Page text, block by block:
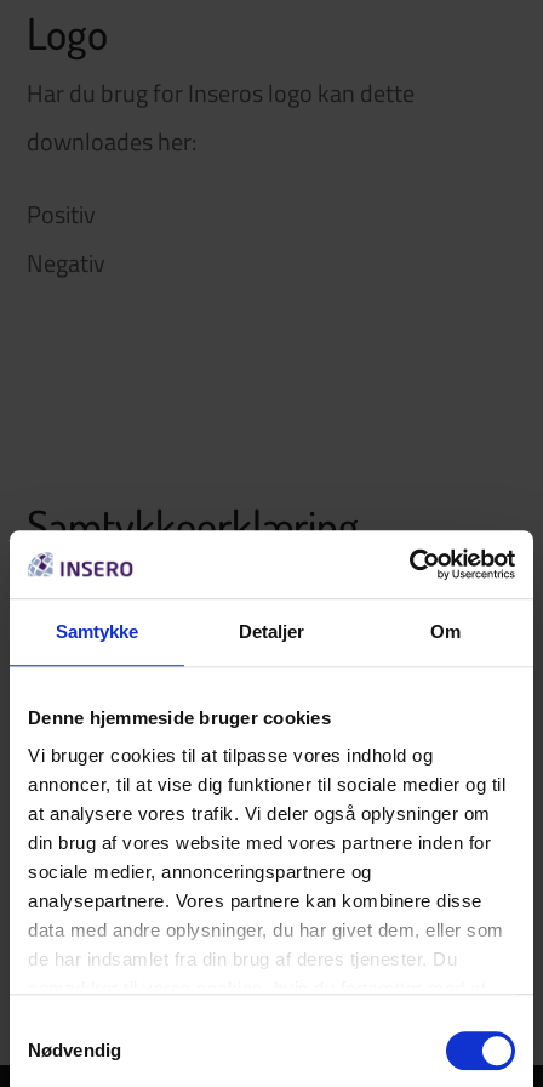
Samtykke Detaljer Om
Denne hjemmeside bruger cookies
Vi bruger cookies til at tilpasse vores indhold og
annoncer, til at vise dig funktioner til sociale medier og til
at analysere vores trafik. Vi deler også oplysninger om
din brug af vores website med vores partnere inden for
sociale medier, annonceringspartnere og
analysepartnere. Vores partnere kan kombinere disse
data med andre oplysninger, du har givet dem, eller som
de har indsamlet fra din brug af deres tjenester. Du
Nødvendig
Logo
Har du brug for Inseros logo kan dette
downloades her:
Positiv
Negativ
Samtykkeerklæring
I tilfælde af at du har modtaget bevilling fra
Insero, kan samtykkeerklæring omkring Inseros
Erklæring – voksen
Erklæring – forældre